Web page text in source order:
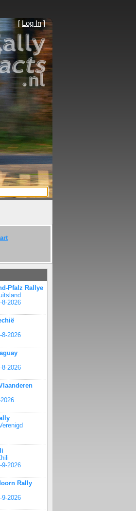
[ Log In]
Pfalz Rallye
8-2026
8-2026
8-2026
9-2026
Rally
9-2026